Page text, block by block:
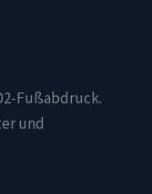
Fußabdruck.
und